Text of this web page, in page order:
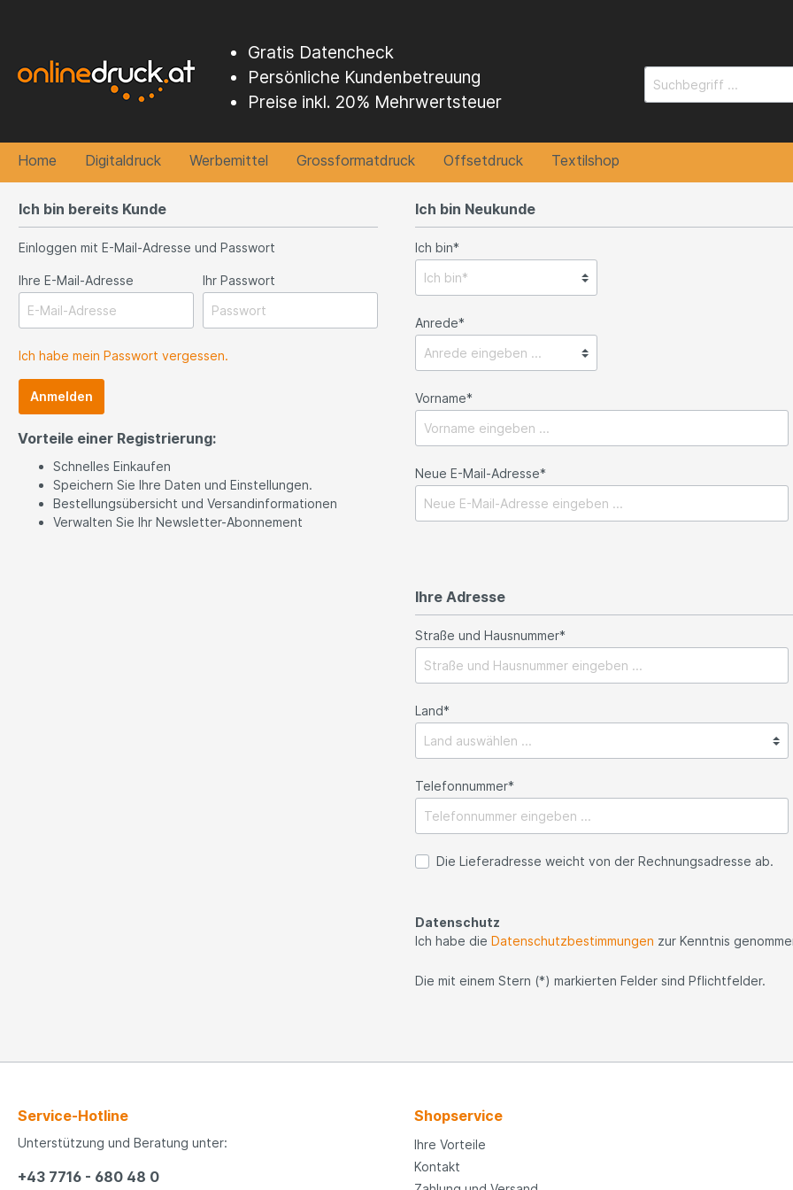
Gratis Datencheck
Persönliche Kundenbetreuung
Preise inkl. 20% Mehrwertsteuer
Home Digitaldruck Werbemittel Grossformatdruck Offsetdruck Textilshop
Zur Kategorie Digitaldruck
Visitenkarten Kopien und Drucke
Zur Kategorie Werbemittel
Keilrahmen / Leinwand Lasergravur
Zur Kategorie Grossformatdruck
Werbeplane Bauzaunmesh
Zur Kategorie Offsetdruck
Visitenkarten
Kuvert Plakate Offsetdruck
Ich bin bereits Kunde
Einloggen mit E-Mail-Adresse und Passwort
Ihre E-Mail-Adresse Ihr Passwort
Ich habe mein Passwort vergessen.
Anmelden
Vorteile einer Registrierung:
Schnelles Einkaufen
Speichern Sie Ihre Daten und Einstellungen.
Bestellungsübersicht und Versandinformationen
Verwalten Sie Ihr Newsletter-Abonnement
Ich bin Neukunde
Ich bin*
Anrede*
Vorname*
Neue E-Mail-Adresse*
Ihre Adresse
Straße und Hausnummer*
Land*
Telefonnummer*
Die Lieferadresse weicht von der Rechnungsadresse ab.
Datenschutz
Ich habe die Datenschutzbestimmungen zur Kenntnis
Die mit einem Stern (*) markierten Felder sind Pflichtfelder.
Service-Hotline
Unterstützung und Beratung unter:
+43 7716 - 680 48 0
Shopservice
Ihre Vorteile
Kontakt